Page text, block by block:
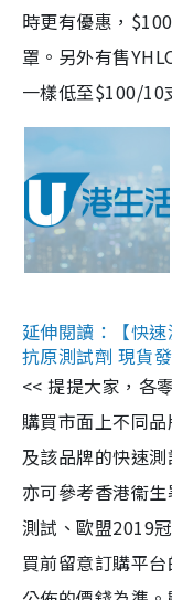
時更有優惠，
罩。另外有售
一樣低至$100/10
延伸閱讀：【快
抗原測試劑 現貨
<< 提提大家，各
購買市面上不同
及該品牌的快速
亦可參考香港衞
測試、歐盟2019
買前留意訂購平